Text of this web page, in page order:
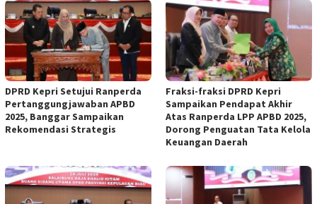
DPRD Kepri Setujui Ranperda
Pertanggungjawaban APBD
2025, Banggar Sampaikan
Rekomendasi Strategis
Fraksi-fraksi DPRD Kepri
Sampaikan Pendapat Akhir
Atas Ranperda LPP APBD 2025,
Dorong Penguatan Tata Kelola
Keuangan Daerah